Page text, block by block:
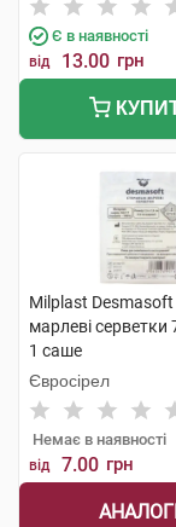
Є в наявності
від 13.00 грн
Milplast Desmasoft
марлеві серветки
1 саше
Євросірел
Немає в наявності
від 7.00 грн